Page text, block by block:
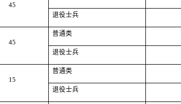
45
退役士兵
45
普通类
退役士兵
15
普通类
退役士兵